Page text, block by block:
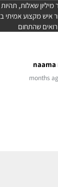
מיליון שאלות,
איש מקצוע אמיתי
שהתחום